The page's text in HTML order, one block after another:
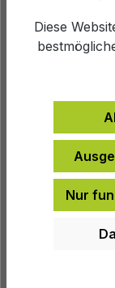
schwarz
Diese
Nur